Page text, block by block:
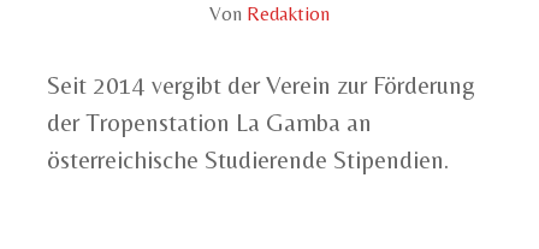
Von Redaktion
Seit 2014 vergibt der Verein zur Förderung
der Tropenstation La Gamba an
österreichische Studierende Stipendien.